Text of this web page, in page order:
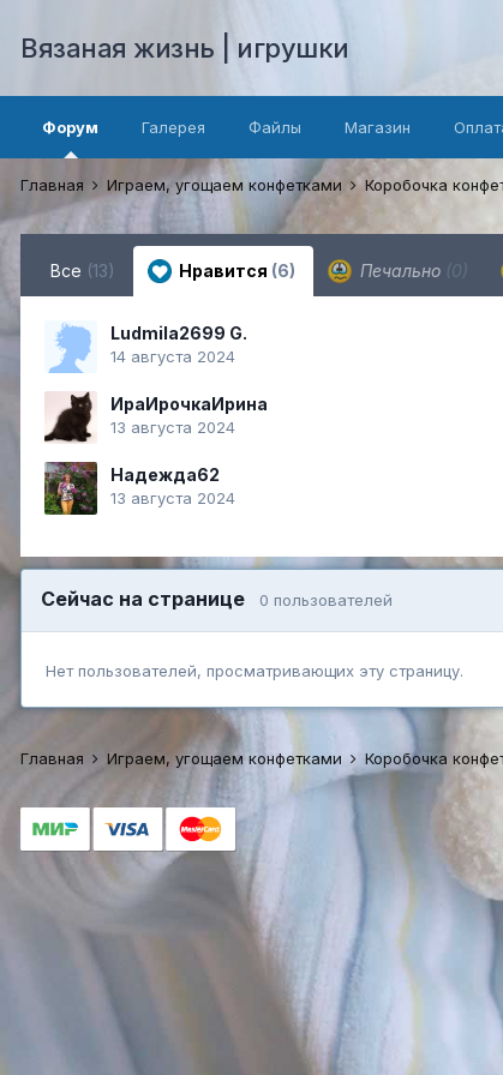
Вязаная жизнь | игрушки
Форум Галерея Файлы Магазин
Главная Играем, угощаем конфетками Коробочка
Все (13) Нравится (6) Печально (0)
Ludmila2699 G.
14 августа 2024
ИраИрочкаИрина
13 августа 2024
Надежда62
13 августа 2024
Сейчас на странице 0 пользователей
Нет пользователей, просматривающих эту страницу.
Главная Играем, угощаем конфетками Коробочка